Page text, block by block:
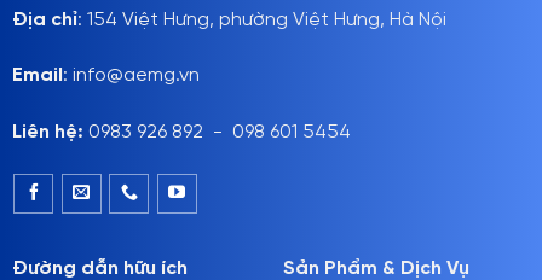
Địa chỉ: 154 Việt Hưng, phường Việt Hưng, Hà Nội
Email: info@aemg.vn
Liên hệ: 0983 926 892 - 098 601 5454
Đường dẫn hữu ích Sản Phẩm & Dịch Vụ